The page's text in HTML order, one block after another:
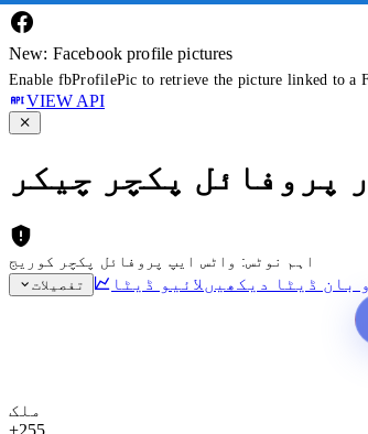
New: Facebook profile pictures
Enable fbProfilePic to retrieve the picture linked to a
VIEW API
پروفائل پکچر چیکر
اہم نوٹس: واٹس ایپ پروفائل پکچر کوریج
تفصیلات
بان ڈیٹا دیکھیں لائیو ڈیٹا
ملک
+255